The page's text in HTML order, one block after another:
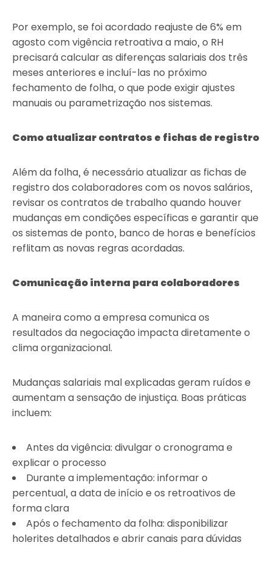
Por exemplo, se foi acordado reajuste de 6% em
agosto com vigência retroativa a maio, o RH
precisará calcular as diferenças salariais dos três
meses anteriores e incluí-las no próximo
fechamento de folha, o que pode exigir ajustes
manuais ou parametrização nos sistemas.
Como atualizar contratos e fichas de registro
Além da folha, é necessário atualizar as fichas de
registro dos colaboradores com os novos salários,
revisar os contratos de trabalho quando houver
mudanças em condições específicas e garantir que
os sistemas de ponto, banco de horas e benefícios
reflitam as novas regras acordadas.
Comunicação interna para colaboradores
A maneira como a empresa comunica os
resultados da negociação impacta diretamente o
clima organizacional.
Mudanças salariais mal explicadas geram ruídos e
aumentam a sensação de injustiça. Boas práticas
incluem:
Antes da vigência: divulgar o cronograma e
explicar o processo
Durante a implementação: informar o
percentual, a data de início e os retroativos de
forma clara
Após o fechamento da folha: disponibilizar
holerites detalhados e abrir canais para dúvidas